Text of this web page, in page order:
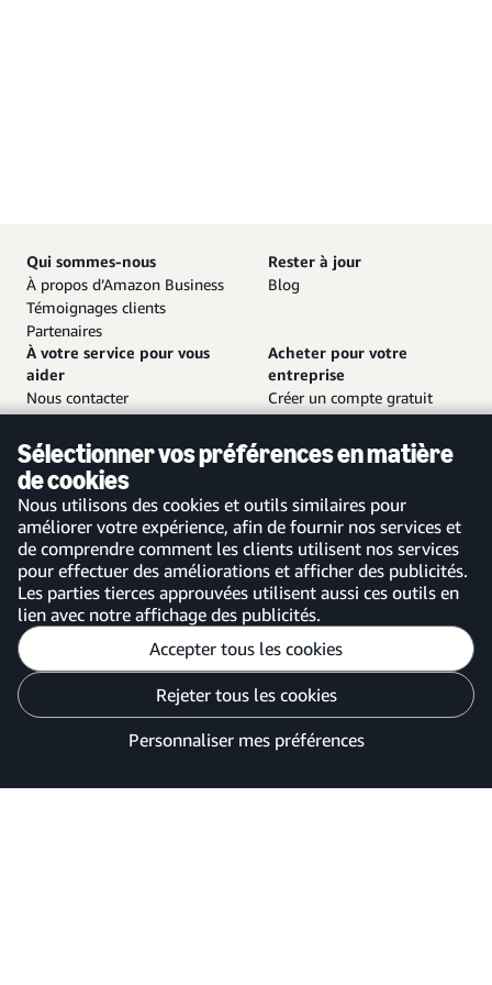
Sélectionner vos préférences en matière
de cookies
Nous utilisons des cookies et outils similaires pour
améliorer votre expérience, afin de fournir nos services et
de comprendre comment les clients utilisent nos services
pour effectuer des améliorations et afficher des publicités.
Les parties tierces approuvées utilisent aussi ces outils en
lien avec notre affichage des publicités.
Accepter tous les cookies
Rejeter tous les cookies
Personnaliser mes préférences
Qui sommes-nous
À propos d’Amazon Business
Témoignages clients
Partenaires
Rester à jour
Blog
À votre service pour vous
aider
Nous contacter
Service client et assistance
Plan de site
Acheter pour votre
entreprise
Créer un compte gratuit
Se connecter à votre compte
Application mobile Amazon
Business
France
Personnaliser mes préférences
Avis de confidentialité
Vos options de confidentialité des publicités